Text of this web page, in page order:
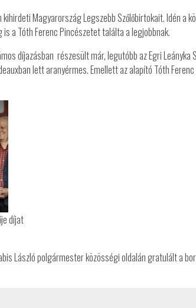
Magyarország Legszebb Szőlőbirtokait. Idén a
a Tóth Ferenc Pincészetet találta a legjobbnak.
díjazásban részesült már, legutóbb az Egri Leányka
lett aranyérmes. Emellett az alapító Tóth
díjat
László polgármester közösségi oldalán gratulált a